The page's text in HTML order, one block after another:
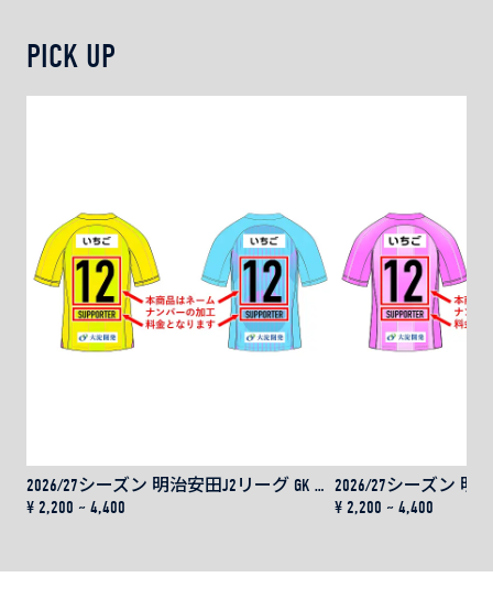
2025年シーズンのチームロゴステッカーが登場！
トップパートナー株式会社ZOZO様に制作いただきまし
た！
サイズ：幅135mm 全長 70mm
PICK UP
2026/27シーズン 明治安田J2リーグ GK レプリカユニフォーム用 ネーム＆ナンバー
¥ 2,200 ~ 4,400
¥ 2,200 ~ 4,400